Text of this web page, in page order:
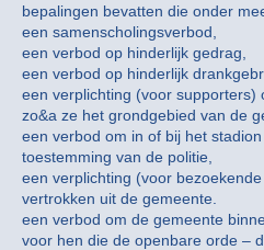
bepalingen bevatten die onder
een samenscholingsverbod,
een verbod op hinderlijk gedrag,
een verbod op hinderlijk
een verplichting (voor supporters)
zo&a ze het grondgebied van de
een verbod om in of bij het
toestemming van de politie,
een verplichting (voor
vertrokken uit de gemeente.
een verbod om de gemeente
voor hen die de openbare orde –